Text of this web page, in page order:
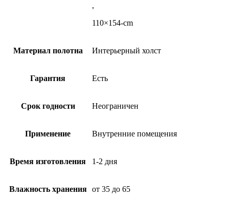
,
110×154-cm
Материал полотна Интерьерный холст
Гарантия Есть
Срок годности Неограничен
Применение Внутренние помещения
Время изготовления 1-2 дня
Влажность хранения от 35 до 65